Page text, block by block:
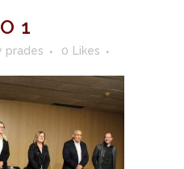
1
prades 0 Likes